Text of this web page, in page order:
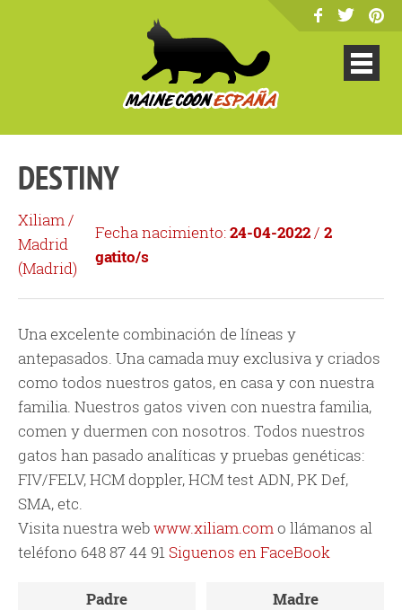
DESTINY
Xiliam/
Madrid
(Madrid)
Fecha nacimiento:24-04-2022 / 2
gatito/s
Una excelente combinación de líneas y
antepasados. Una camada muy exclusiva y criados
como todos nuestros gatos, en casa y con nuestra
familia. Nuestros gatos viven con nuestra familia,
comen y duermen con nosotros. Todos nuestros
gatos han pasado analíticas y pruebas genéticas:
FIV/FELV, HCM doppler, HCM test ADN, PK Def,
SMA, etc.
Visita nuestra webwww.xiliam.como llámanos al
teléfono 648 87 44 91Siguenos en FaceBook
Padre Madre